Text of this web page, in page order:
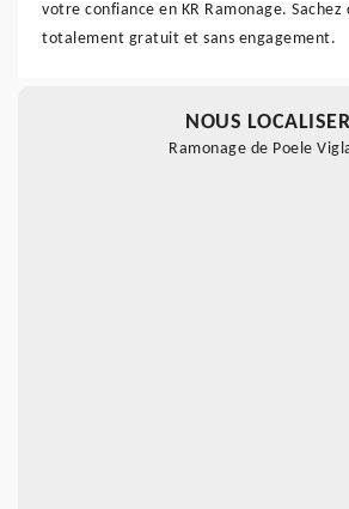
votre confiance en KR Ramonage. Sachez
totalement gratuit et sans engagement.
NOUS LOCALISER
Ramonage de Poele